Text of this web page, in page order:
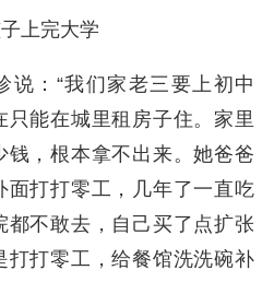
上完大学
说：“我们家老三要上初中
只能在城里租房子住。家里
钱，根本拿不出来。她爸爸
面打打零工，几年了一直吃
都不敢去，自己买了点扩张
打打零工，给餐馆洗洗碗补